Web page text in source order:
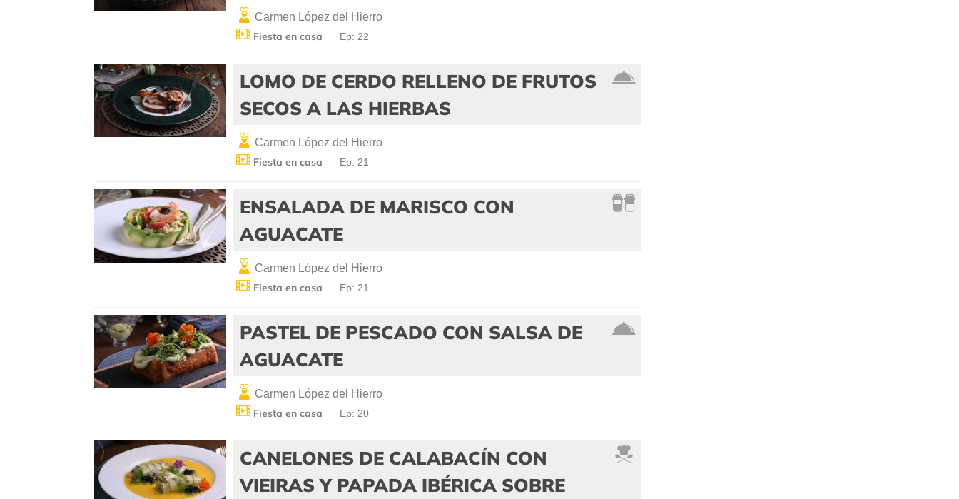
Carmen López del Hierro
Fiesta en casa Ep: 22
LOMO DE CERDO RELLENO DE FRUTOS
SECOS A LAS HIERBAS
Carmen López del Hierro
Fiesta en casa Ep: 21
ENSALADA DE MARISCO CON
AGUACATE
Carmen López del Hierro
Fiesta en casa Ep: 21
PASTEL DE PESCADO CON SALSA DE
AGUACATE
Carmen López del Hierro
Fiesta en casa Ep: 20
CANELONES DE CALABACÍN CON
VIEIRAS Y PAPADA IBÉRICA SOBRE